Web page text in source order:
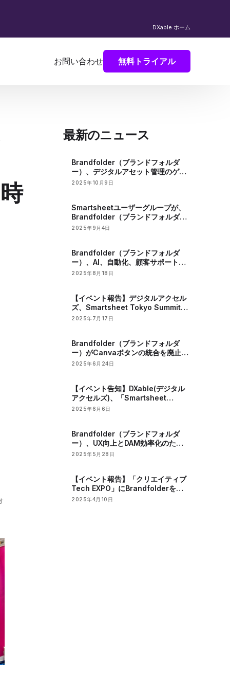
DXable ホーム
お問い合わせ 無料トライアル
最新のニュース
Brandfolder（ブランドフォルダ
ー）、デジタルアセット管理のゲス
トパスキー機能をアップグレードし
2025年10月9日
Smartsheetユーザーグループが、
Brandfolder（ブランドフォルダ
ー）を活用したBrevilleの成功に関
2025年9月4日
Brandfolder（ブランドフォルダ
ー）、AI、自動化、顧客サポートの
改善によりDAMプラットフォームを
2025年8月18日
【イベント報告】デジタルアクセル
ズ、Smartsheet Tokyo Summit
2025に出展
2025年7月17日
Brandfolder（ブランドフォルダ
ー）がCanvaボタンの統合を廃止、
ユーザーエクスペリエンスを向上
2025年6月24日
【イベント告知】DXable(デジタル
アクセルズ)、「Smartsheet
Tokyo Summit 2025」に出展
2025年6月6日
Brandfolder（ブランドフォルダ
ー）、UX向上とDAM効率化のた
め、Filestackのアップグレードを
2025年5月28日
【イベント報告】「クリエイティブ
Tech EXPO」にBrandfolderを出
展しました
2025年4月10日